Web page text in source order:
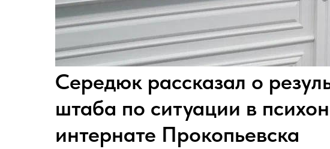
Середюк рассказал о
штаба по ситуации в
интернате Прокопьевска